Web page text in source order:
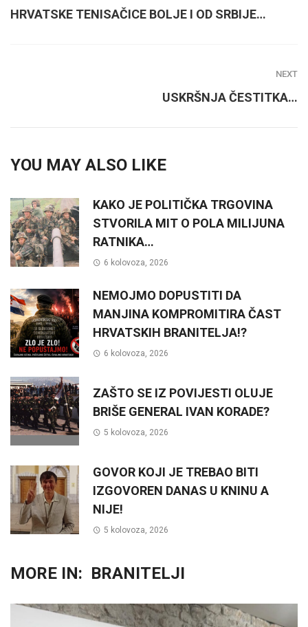
HRVATSKE TENISAČICE BOLJE I OD SRBIJE…
NEXT
USKRŠNJA ČESTITKA…
YOU MAY ALSO LIKE
KAKO JE POLITIČKA TRGOVINA
STVORILA MIT O POLA MILIJUNA
RATNIKA…
6 kolovoza, 2026
NEMOJMO DOPUSTITI DA
MANJINA KOMPROMITIRA ČAST
HRVATSKIH BRANITELJA!?
6 kolovoza, 2026
ZAŠTO SE IZ POVIJESTI OLUJE
BRIŠE GENERAL IVAN KORADE?
5 kolovoza, 2026
GOVOR KOJI JE TREBAO BITI
IZGOVOREN DANAS U KNINU A
NIJE!
5 kolovoza, 2026
MORE IN: BRANITELJI